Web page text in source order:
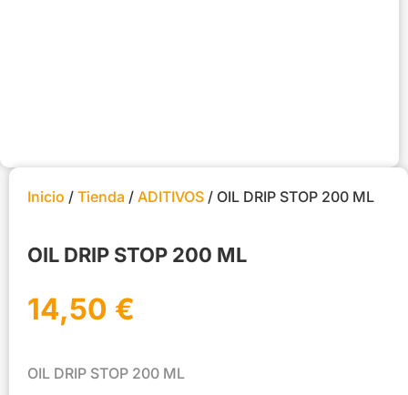
Inicio / Tienda / ADITIVOS / OIL DRIP STOP 200 ML
OIL DRIP STOP 200 ML
14,50 €
OIL DRIP STOP 200 ML